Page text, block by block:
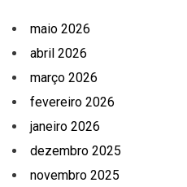
maio 2026
abril 2026
março 2026
fevereiro 2026
janeiro 2026
dezembro 2025
novembro 2025